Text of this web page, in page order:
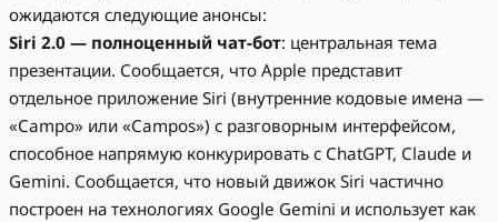
ожидаются следующие анонсы:
Siri 2.0 — полноценный чат-бот: центральная тема
презентации. Сообщается, что Apple представит
отдельное приложение Siri (внутренние кодовые имена —
«Campo» или «Campos») с разговорным интерфейсом,
способное напрямую конкурировать с ChatGPT, Claude и
Gemini. Сообщается, что новый движок Siri частично
построен на технологиях Google Gemini и использует как